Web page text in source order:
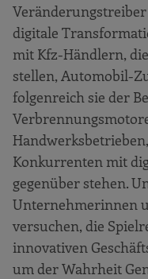
digitale
mit Kfz-Händlern,
stellen, Automobil-
folgenreich sie der
Konkurrenten mit
gegenüber stehen.
Unternehmerinnen
versuchen, die
innovativen
um der Wahrheit